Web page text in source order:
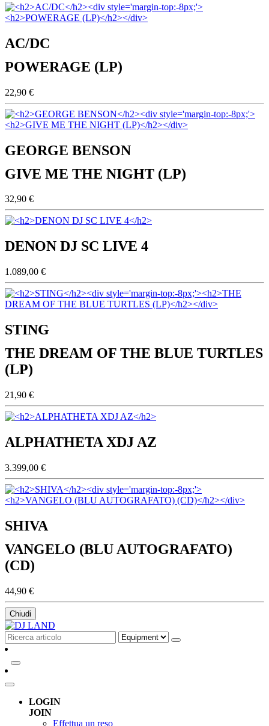
AC/DC
POWERAGE (LP)
22,90 €
GEORGE BENSON
GIVE ME THE NIGHT (LP)
32,90 €
DENON DJ SC LIVE 4
1.089,00 €
STING
THE DREAM OF THE BLUE TURTLES
(LP)
21,90 €
ALPHATHETA XDJ AZ
3.399,00 €
SHIVA
VANGELO (BLU AUTOGRAFATO)
(CD)
44,90 €
Chiudi
LOGIN
JOIN
Effettua un reso